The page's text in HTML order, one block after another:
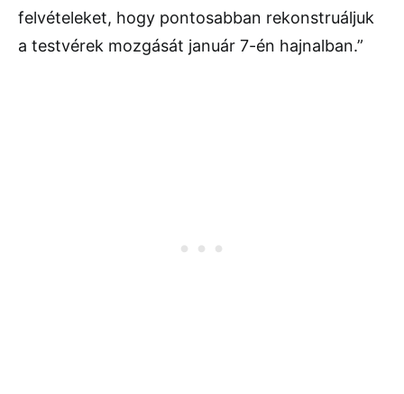
felvételeket, hogy pontosabban rekonstruáljuk
a testvérek mozgását január 7-én hajnalban.”